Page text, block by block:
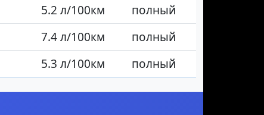
5.2 л/100км
полный
7.4 л/100км
полный
5.3 л/100км полный